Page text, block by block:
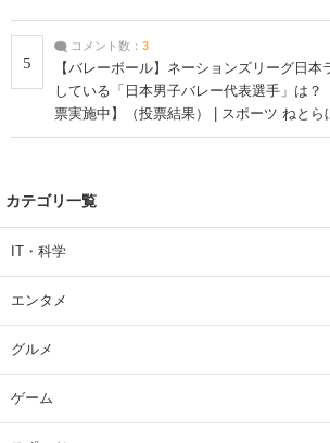
5
コメント数： 3
【バレーボール】ネーションズリーグ日
している「日本男子バレー代表選手」は？
票実施中】（投票結果） | スポーツ ねとら
カテゴリ一覧
IT・科学
エンタメ
グルメ
ゲーム